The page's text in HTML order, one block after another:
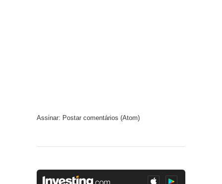
Assinar: Postar comentários (Atom)